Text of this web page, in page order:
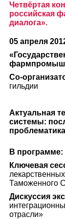
Четвёртая
российская
диалога».
05 апреля
Со-
гильдии
Актуальная
системы:
В программе:
Ключевая
Таможенного
Дискуссия
отрасли»